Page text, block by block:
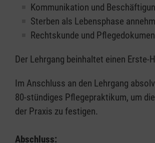
Kommunikation und
Sterben als Lebensphase
Rechtskunde und
Der Lehrgang beinhaltet einen Erste-
Im Anschluss an den Lehrgang
80-stündiges Pflegepraktikum, um
der Praxis zu festigen.
Abschluss: